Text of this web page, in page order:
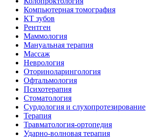
Компьютерная томография
КТ зубов
Рентген
Маммология
Мануальная терапия
Массаж
Неврология
Оториноларингология
Офтальмология
Психотерапия
Стоматология
Сурдология и слухопротезирование
Терапия
Травматология-ортопедия
Ударно-волновая терапия